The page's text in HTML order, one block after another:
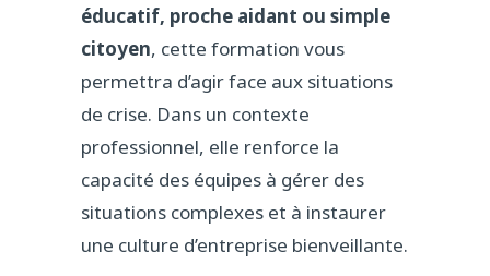
éducatif, proche aidant ou simple
citoyen, cette formation vous
permettra d’agir face aux situations
de crise. Dans un contexte
professionnel, elle renforce la
capacité des équipes à gérer des
situations complexes et à instaurer
une culture d’entreprise bienveillante.